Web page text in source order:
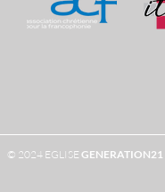
© 2024 EGLISE GENERATION21